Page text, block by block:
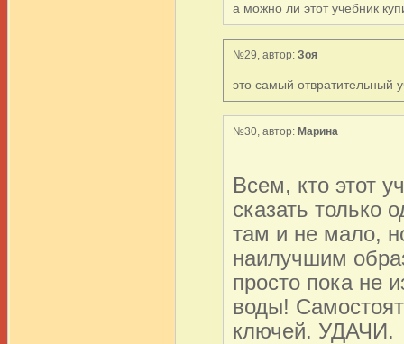
а можно ли этот учебник
№29, автор: Зоя
это самый отвратительный
№30, автор: Марина
Всем, кто этот
сказать только
там и не мало,
наилучшим
просто пока не
воды!
ключей. УДАЧИ.